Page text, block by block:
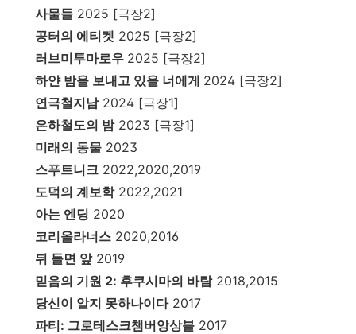
사물들 2025 [극장2]
공터의 에티켓 2025 [극장2]
러브미투마로우 2025 [극장2]
하얀 밤을 보내고 있을 너에게 2024 [극장2]
연극철지남2024 [극장1]
은하철도의 밤2023 [극장1]
미래의 동물 2023
스푸트니크 2022,2020,2019
도덕의 계보학2022,2021
아는 엔딩 2020
코리올라너스 2020,2016
뒤 돌면 앞2019
믿음의 기원 2: 후쿠시마의 바람2018,2015
당신이 알지 못하나이다2017
파티: 그로테스크챔버앙상블 2017